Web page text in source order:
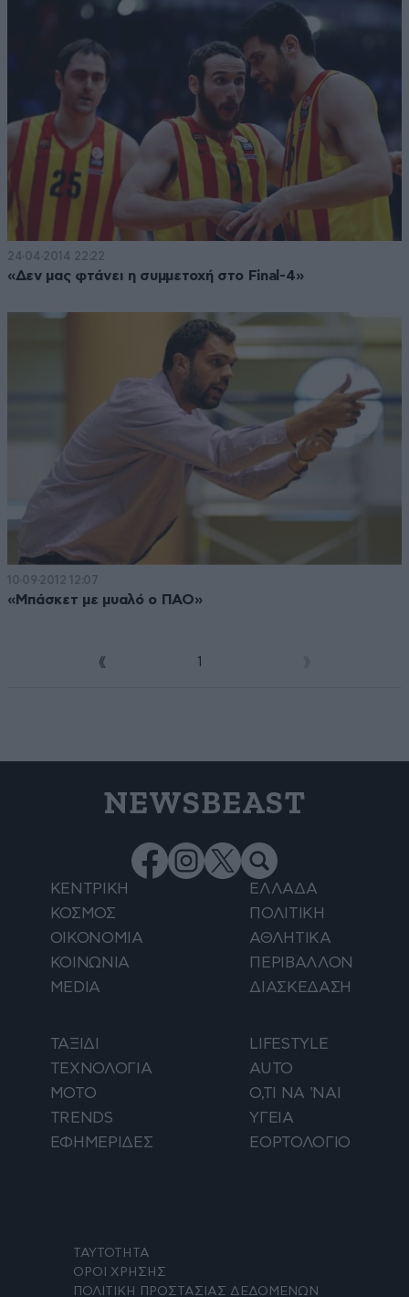
24·04·2014 22:22
«Δεν μας φτάνει η συμμετοχή στο Final-4»
10·09·2012 12:07
«Μπάσκετ με μυαλό ο ΠΑΟ»
1
NEWSBEAST
ΚΕΝΤΡΙΚΗ
ΕΛΛΑΔΑ
ΚΟΣΜΟΣ
ΠΟΛΙΤΙΚΗ
ΟΙΚΟΝΟΜΙΑ
ΑΘΛΗΤΙΚΑ
ΚΟΙΝΩΝΙΑ
ΠΕΡΙΒΑΛΛΟΝ
MEDIA
ΔΙΑΣΚΕΔΑΣΗ
ΤΑΞΙΔΙ
LIFESTYLE
ΤΕΧΝΟΛΟΓΙΑ
AUTO
ΜΟΤΟ
Ο,ΤΙ ΝΑ 'ΝΑΙ
TRENDS
ΥΓΕΙΑ
ΕΦΗΜΕΡΙΔΕΣ
ΕΟΡΤΟΛΟΓΙΟ
ΤΑΥΤΟΤΗΤΑ
ΟΡΟΙ ΧΡΗΣΗΣ
ΠΟΛΙΤΙΚΗ ΠΡΟΣΤΑΣΙΑΣ ΔΕΔΟΜΕΝΩΝ